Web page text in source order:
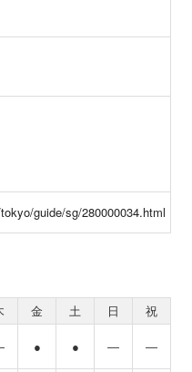
guide/sg/280000034.html
金 土 日
祝
● ● ― ―